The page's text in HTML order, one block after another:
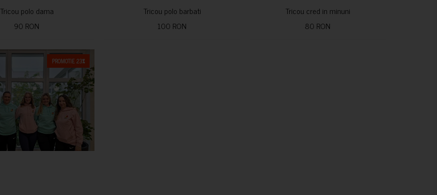
Tricou polo dama
90 RON
Tricou polo barbati
100 RON
Tricou cred in minuni
80 RON
PROMOTIE 23%
CUMPARA